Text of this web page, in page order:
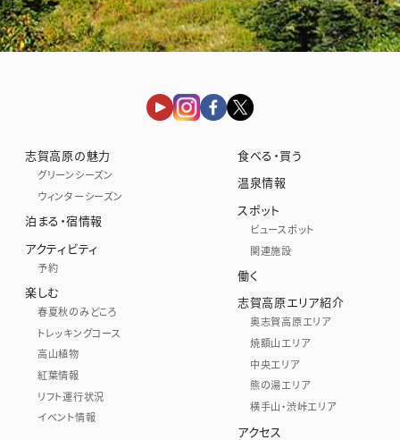
志賀高原の魅力
グリーンシーズン
ウィンターシーズン
泊まる・宿情報
アクティビティ
予約
楽しむ
春夏秋のみどころ
トレッキングコース
高山植物
紅葉情報
リフト運行状況
イベント情報
食べる・買う
温泉情報
スポット
ビュースポット
関連施設
働く
志賀高原エリア紹介
奥志賀高原エリア
焼額山エリア
中央エリア
熊の湯エリア
横手山・渋峠エリア
アクセス